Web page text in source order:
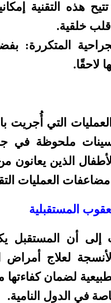
تتيح هذه التقنية
خلقية.
المتكررة:
لاحقًا.
التي أُجريت
ملحوظة في
الذين
العمليات
المستقبلية
إلى أن
لعلاج
لضمان كفاءتها
في الدول النامية.